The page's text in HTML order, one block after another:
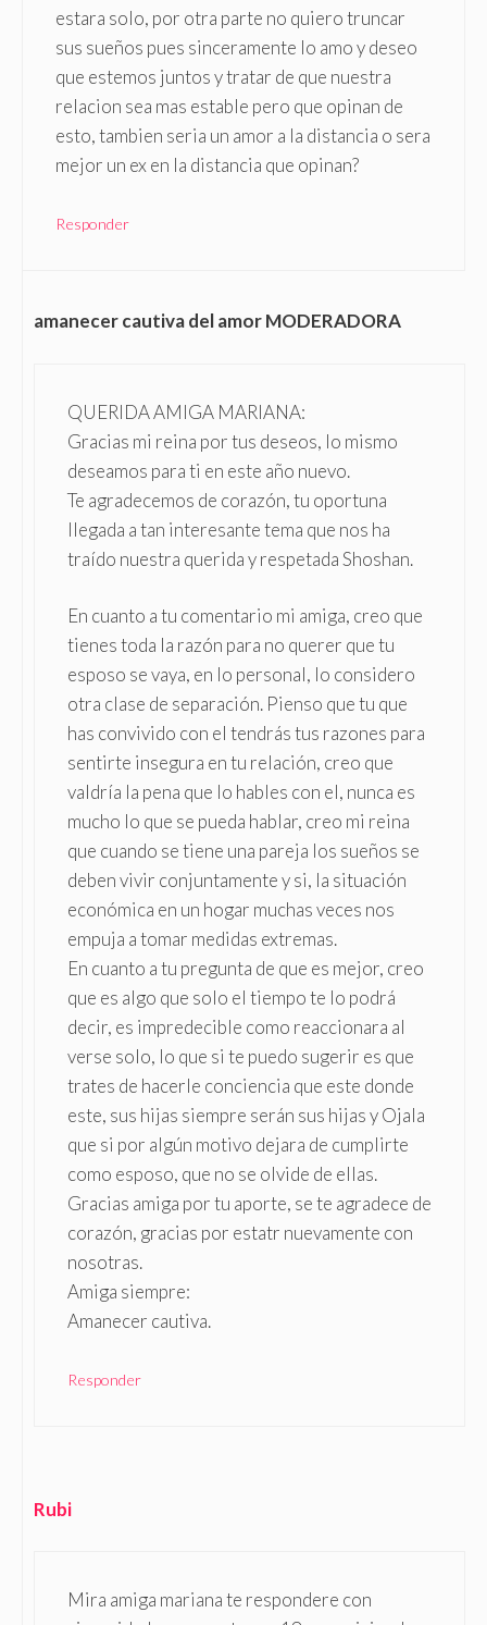
estara solo, por otra parte no quiero truncar
sus sueños pues sinceramente lo amo y deseo
que estemos juntos y tratar de que nuestra
relacion sea mas estable pero que opinan de
esto, tambien seria un amor a la distancia o sera
mejor un ex en la distancia que opinan?
Responder
amanecer cautiva del amor MODERADORA
QUERIDA AMIGA MARIANA:
Gracias mi reina por tus deseos, lo mismo
deseamos para ti en este año nuevo.
Te agradecemos de corazón, tu oportuna
llegada a tan interesante tema que nos ha
traído nuestra querida y respetada Shoshan.
En cuanto a tu comentario mi amiga, creo que
tienes toda la razón para no querer que tu
esposo se vaya, en lo personal, lo considero
otra clase de separación. Pienso que tu que
has convivido con el tendrás tus razones para
sentirte insegura en tu relación, creo que
valdría la pena que lo hables con el, nunca es
mucho lo que se pueda hablar, creo mi reina
que cuando se tiene una pareja los sueños se
deben vivir conjuntamente y si, la situación
económica en un hogar muchas veces nos
empuja a tomar medidas extremas.
En cuanto a tu pregunta de que es mejor, creo
que es algo que solo el tiempo te lo podrá
decir, es impredecible como reaccionara al
verse solo, lo que si te puedo sugerir es que
trates de hacerle conciencia que este donde
este, sus hijas siempre serán sus hijas y Ojala
que si por algún motivo dejara de cumplirte
como esposo, que no se olvide de ellas.
Gracias amiga por tu aporte, se te agradece de
corazón, gracias por estatr nuevamente con
nosotras.
Amiga siempre:
Amanecer cautiva.
Responder
Rubi
Mira amiga mariana te respondere con